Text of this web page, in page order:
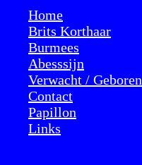
Home
Brits Korthaar
Burmees
Abesssijn
Verwacht / Geboren
Contact
Papillon
Links